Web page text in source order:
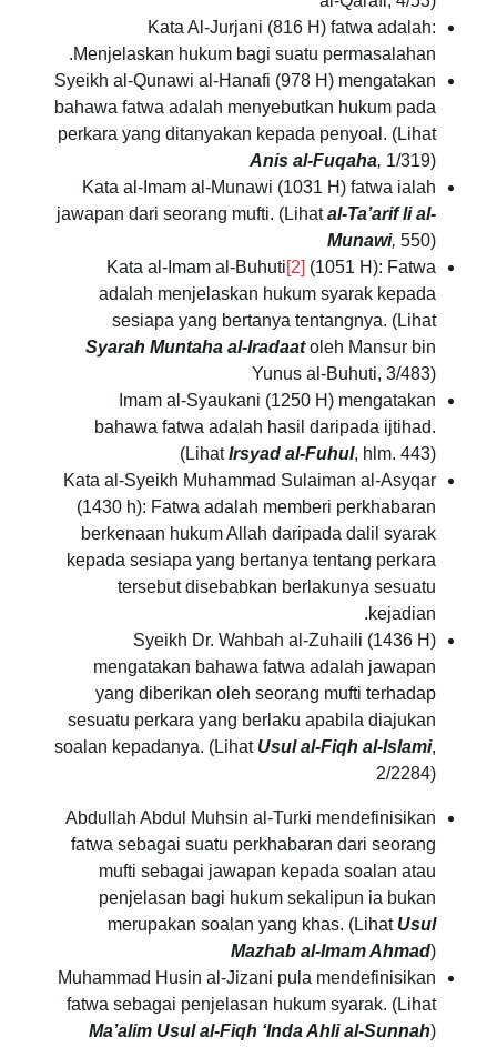
Kata Al-Jurjani (816 H) fatwa adalah:
Menjelaskan hukum bagi suatu permasalahan.
Syeikh al-Qunawi al-Hanafi (978 H) mengatakan
bahawa fatwa adalah menyebutkan hukum pada
perkara yang ditanyakan kepada penyoal. (Lihat
Anis al-Fuqaha, 1/319)
Kata al-Imam al-Munawi (1031 H) fatwa ialah
jawapan dari seorang mufti. (Lihatal-Ta’arif li al-
Munawi, 550)
Kata al-Imam al-Buhuti [2] (1051 H): Fatwa
adalah menjelaskan hukum syarak kepada
sesiapa yang bertanya tentangnya. (Lihat
Syarah Muntaha al-Iradaatoleh Mansur bin
Yunus al-Buhuti, 3/483)
Imam al-Syaukani (1250 H) mengatakan
bahawa fatwa adalah hasil daripada ijtihad.
(LihatIrsyad al-Fuhul, hlm. 443)
Kata al-Syeikh Muhammad Sulaiman al-Asyqar
(1430 h): Fatwa adalah memberi perkhabaran
berkenaan hukum Allah daripada dalil syarak
kepada sesiapa yang bertanya tentang perkara
tersebut disebabkan berlakunya sesuatu
kejadian.
Syeikh Dr. Wahbah al-Zuhaili (1436 H)
mengatakan bahawa fatwa adalah jawapan
yang diberikan oleh seorang mufti terhadap
sesuatu perkara yang berlaku apabila diajukan
soalan kepadanya. (Lihat Usul al-Fiqh al-Islami,
2/2284)
Abdullah Abdul Muhsin al-Turki mendefinisikan
fatwa sebagai suatu perkhabaran dari seorang
mufti sebagai jawapan kepada soalan atau
penjelasan bagi hukum sekalipun ia bukan
merupakan soalan yang khas. (Lihat Usul
Mazhab al-Imam Ahmad)
Muhammad Husin al-Jizani pula mendefinisikan
fatwa sebagai penjelasan hukum syarak. (Lihat
Ma’alim Usul al-Fiqh ‘Inda Ahli al-Sunnah)